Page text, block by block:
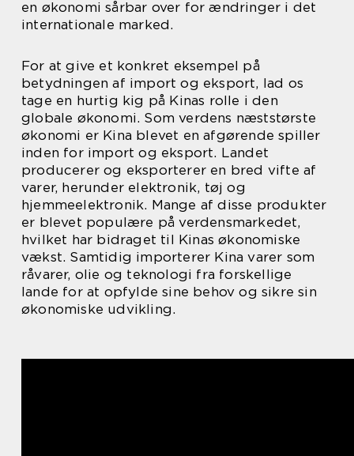
en økonomi sårbar over for ændringer i det
internationale marked.
For at give et konkret eksempel på
betydningen af import og eksport, lad os
tage en hurtig kig på Kinas rolle i den
globale økonomi. Som verdens næststørste
økonomi er Kina blevet en afgørende spiller
inden for import og eksport. Landet
producerer og eksporterer en bred vifte af
varer, herunder elektronik, tøj og
hjemmeelektronik. Mange af disse produkter
er blevet populære på verdensmarkedet,
hvilket har bidraget til Kinas økonomiske
vækst. Samtidig importerer Kina varer som
råvarer, olie og teknologi fra forskellige
lande for at opfylde sine behov og sikre sin
økonomiske udvikling.